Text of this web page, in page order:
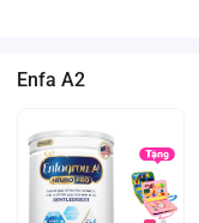
Enfa A2